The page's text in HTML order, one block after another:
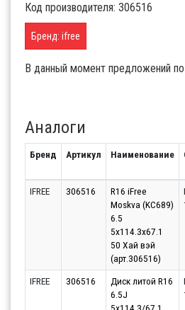
Код производителя: 306516
Бренд: ifree
В данный момент предложений
Аналоги
Бренд Артикул Наименование
IFREE 306516
R16 iFree
Moskva (KC689)
6.5
5x114.3x67.1
50 Хай вэй
(арт.306516)
IFREE 306516
Диск литой R16
6.5J